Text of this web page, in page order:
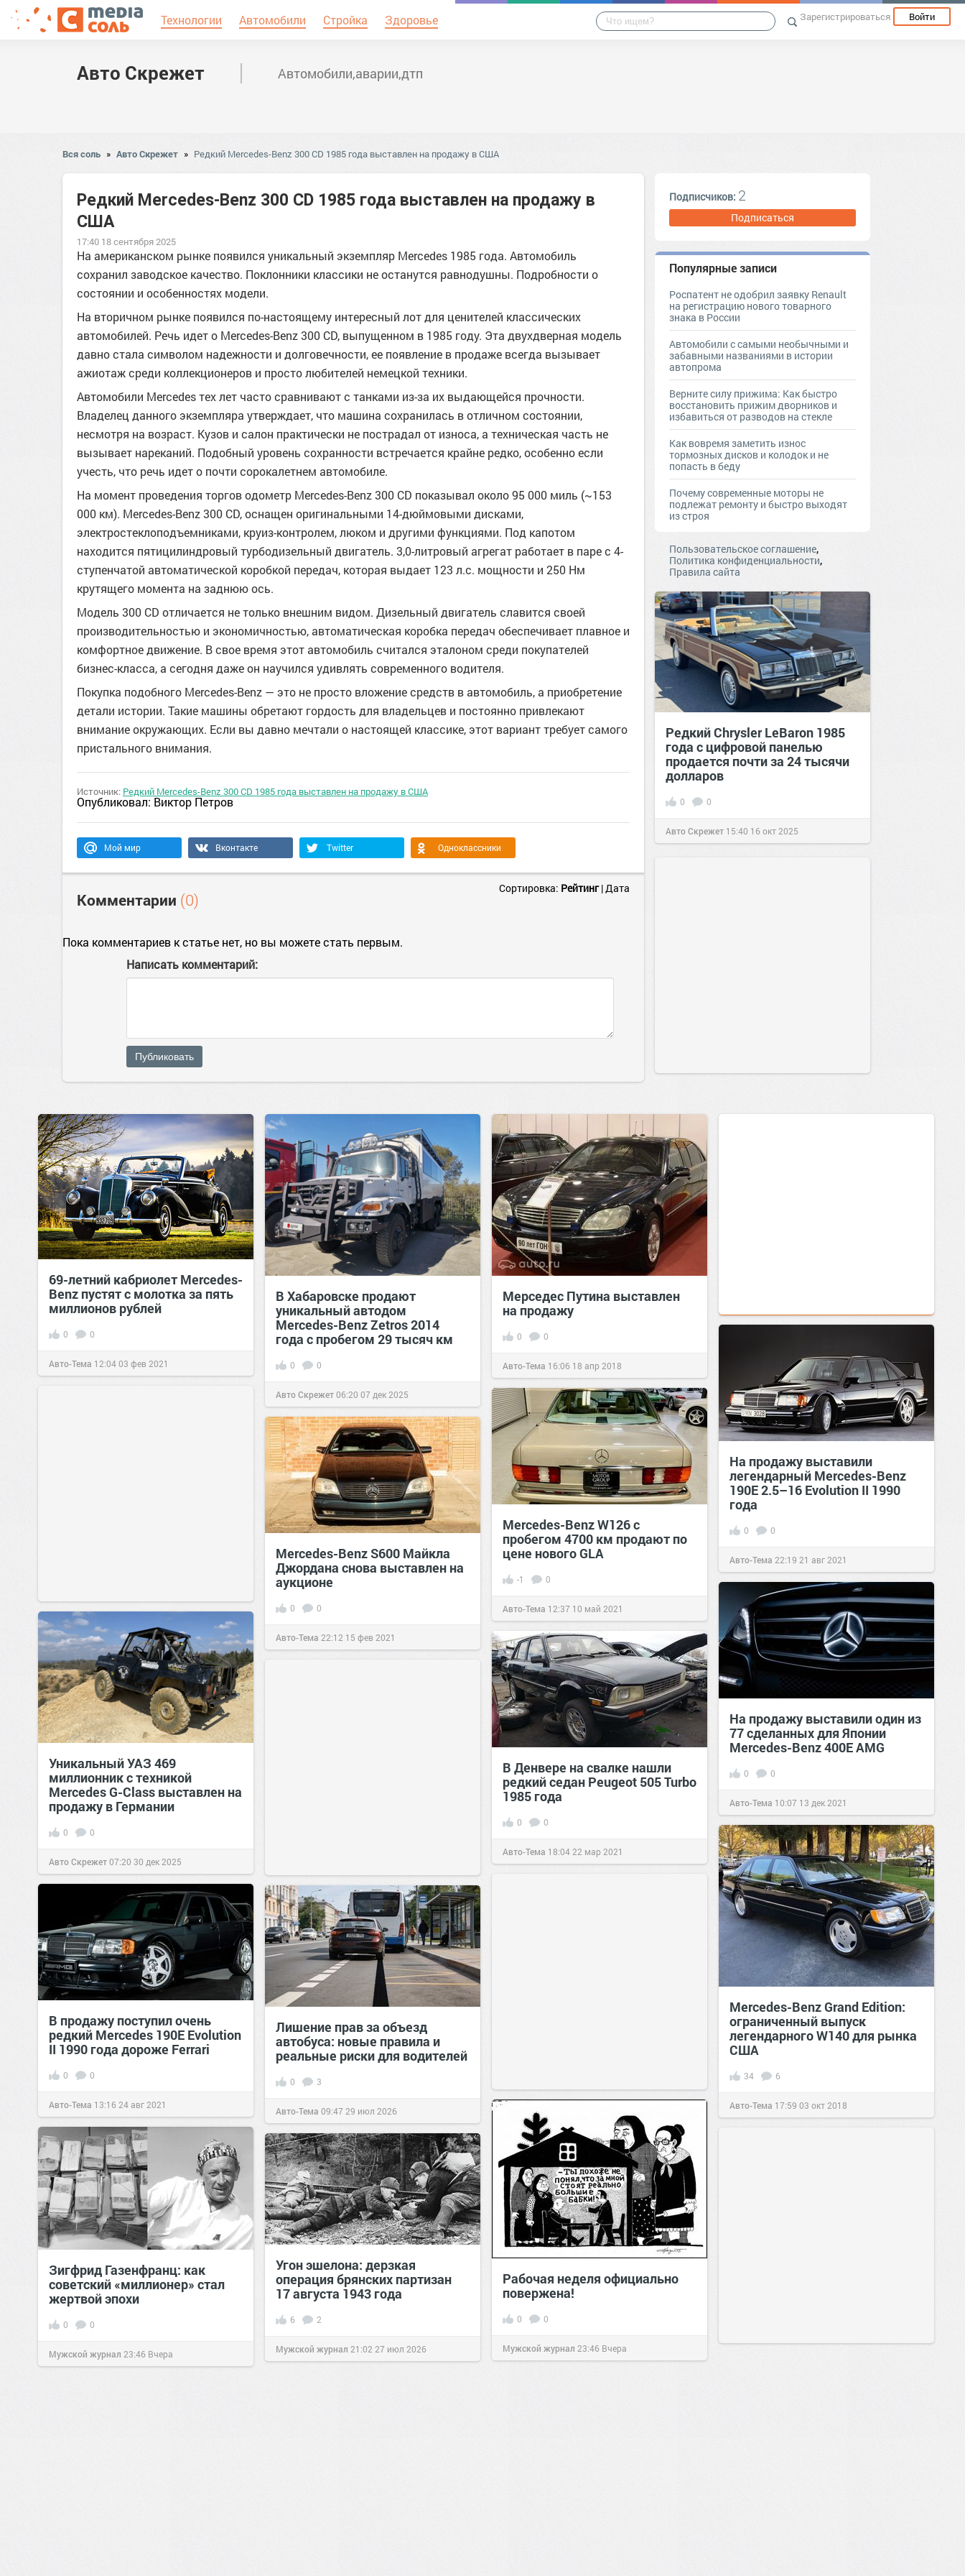
Технологии Автомобили Стройка Здоровье Зарегистрироваться Войти
Авто Скрежет Автомобили,аварии,дтп
Вся соль » Авто Скрежет » Редкий Mercedes-Benz 300 CD 1985 года выставлен на продажу в США
Редкий Mercedes-Benz 300 CD 1985 года выставлен на продажу в
США
17:40 18 сентября 2025
На американском рынке появился уникальный экземпляр Mercedes 1985 года. Автомобиль
сохранил заводское качество. Поклонники классики не останутся равнодушны. Подробности о
состоянии и особенностях модели.
На вторичном рынке появился по-настоящему интересный лот для ценителей классических
автомобилей. Речь идет о Mercedes-Benz 300 CD, выпущенном в 1985 году. Эта двухдверная модель
давно стала символом надежности и долговечности, ее появление в продаже всегда вызывает
ажиотаж среди коллекционеров и просто любителей немецкой техники.
Автомобили Mercedes тех лет часто сравнивают с танками из-за их выдающейся прочности.
Владелец данного экземпляра утверждает, что машина сохранилась в отличном состоянии,
несмотря на возраст. Кузов и салон практически не пострадал от износа, а техническая часть не
вызывает нареканий. Подобный уровень сохранности встречается крайне редко, особенно если
учесть, что речь идет о почти сорокалетнем автомобиле.
На момент проведения торгов одометр Mercedes-Benz 300 CD показывал около 95 000 миль (~153
000 км). Mercedes-Benz 300 CD, оснащен оригинальными 14-дюймовыми дисками,
электростеклоподъемниками, круиз-контролем, люком и другими функциями. Под капотом
находится пятицилиндровый турбодизельный двигатель. 3,0-литровый агрегат работает в паре с 4-
ступенчатой ​​автоматической коробкой передач, которая выдает 123 л.с. мощности и 250 Нм
крутящего момента на заднюю ось.
Модель 300 CD отличается не только внешним видом. Дизельный двигатель славится своей
производительностью и экономичностью, автоматическая коробка передач обеспечивает плавное и
комфортное движение. В свое время этот автомобиль считался эталоном среди покупателей
бизнес-класса, а сегодня даже он научился удивлять современного водителя.
Покупка подобного Mercedes-Benz — это не просто вложение средств в автомобиль, а приобретение
детали истории. Такие машины обретают гордость для владельцев и постоянно привлекают
внимание окружающих. Если вы давно мечтали о настоящей классике, этот вариант требует самого
пристального внимания.
Источник: Редкий Mercedes-Benz 300 CD 1985 года выставлен на продажу в США
Опубликовал: Виктор Петров
Мой мир Вконтакте Twitter Одноклассники
Комментарии (0)
Сортировка: Рейтинг|Дата
Пока комментариев к статье нет, но вы можете стать первым.
Написать комментарий:
Публиковать
Подписчиков: 2
Подписаться
Популярные записи
Роспатент не одобрил заявку Renault
на регистрацию нового товарного
знака в России
Автомобили с самыми необычными и
забавными названиями в истории
автопрома
Верните силу прижима: Как быстро
восстановить прижим дворников и
избавиться от разводов на стекле
Как вовремя заметить износ
тормозных дисков и колодок и не
попасть в беду
Почему современные моторы не
подлежат ремонту и быстро выходят
из строя
Пользовательское соглашение,
Политика конфиденциальности,
Правила сайта
Редкий Chrysler LeBaron 1985
года с цифровой панелью
продается почти за 24 тысячи
долларов
0 0
Авто Скрежет 15:40 16 окт 2025
69-летний кабриолет Mercedes-
Benz пустят с молотка за пять
миллионов рублей
0 0
Авто-Тема 12:0403 фев 2021
В Хабаровске продают
уникальный автодом
Mercedes-Benz Zetros 2014
года с пробегом 29 тысяч км
0 0
Авто Скрежет06:20 07 дек 2025
Мерседес Путина выставлен
на продажу
0 0
Авто-Тема 16:06 18 апр 2018
На продажу выставили
легендарный Mercedes-Benz
190E 2.5–16 Evolution II 1990
года
0 0
Авто-Тема 22:19 21 авг 2021
Mercedes-Benz W126 с
пробегом 4700 км продают по
цене нового GLA
-1 0
Авто-Тема 12:37 10 май 2021
Mercedes-Benz S600 Майкла
Джордана снова выставлен на
аукционе
0 0
Авто-Тема 22:12 15 фев 2021
На продажу выставили один из
77 сделанных для Японии
Mercedes-Benz 400E AMG
0 0
Авто-Тема 10:07 13 дек 2021
Уникальный УАЗ 469
миллионник с техникой
Mercedes G-Class выставлен на
продажу в Германии
0 0
Авто Скрежет07:20 30 дек 2025
В Денвере на свалке нашли
редкий седан Peugeot 505 Turbo
1985 года
0 0
Авто-Тема 18:04 22 мар 2021
Mercedes-Benz Grand Edition:
ограниченный выпуск
легендарного W140 для рынка
США
34 6
Авто-Тема 17:59 03 окт 2018
В продажу поступил очень
редкий Mercedes 190E Evolution
II 1990 года дороже Ferrari
0 0
Авто-Тема 13:16 24 авг 2021
Лишение прав за объезд
автобуса: новые правила и
реальные риски для водителей
0 3
Авто-Тема 09:47 29 июл 2026
Рабочая неделя официально
повержена!
0 0
Мужской журнал 23:46 Вчера
Зигфрид Газенфранц: как
советский «миллионер» стал
жертвой эпохи
0 0
Мужской журнал 23:46 Вчера
Угон эшелона: дерзкая
операция брянских партизан
17 августа 1943 года
6 2
Мужской журнал 21:02 27 июл 2026